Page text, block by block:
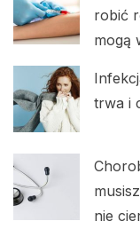
robić
mogą
trwa i
nie